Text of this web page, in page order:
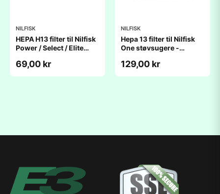
NILFISK
HEPA H13 filter til Nilfisk
Power / Select / Elite
69,00 kr
NILFISK
Hepa 13 filter til Nilfisk
One støvsugere -
129,00 kr